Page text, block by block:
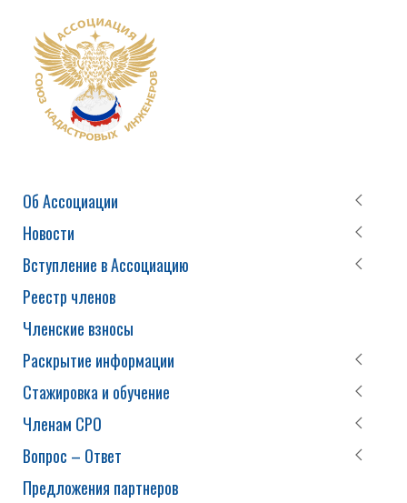
Об Ассоциации
Новости
Вступление в Ассоциацию
Реестр членов
Членские взносы
Раскрытие информации
Стажировка и обучение
Членам СРО
Вопрос – Ответ
Предложения партнеров